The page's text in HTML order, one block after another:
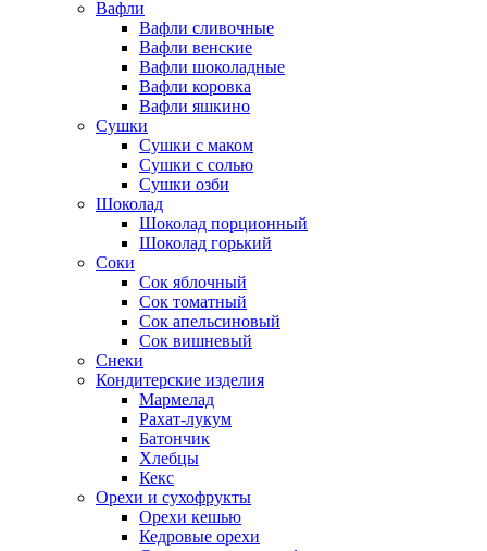
Вафли
Вафли сливочные
Вафли венские
Вафли шоколадные
Вафли коровка
Вафли яшкино
Сушки
Сушки с маком
Сушки с солью
Сушки озби
Шоколад
Шоколад порционный
Шоколад горький
Соки
Сок яблочный
Сок томатный
Сок апельсиновый
Сок вишневый
Снеки
Кондитерские изделия
Мармелад
Рахат-лукум
Батончик
Хлебцы
Кекс
Орехи и сухофрукты
Орехи кешью
Кедровые орехи